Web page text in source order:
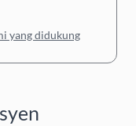
yang didukung